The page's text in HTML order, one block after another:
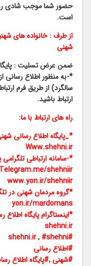
حضور شما موجب شادی
است.
از طرف : خانواده های
شهنی
ضمن عرض تسلیت :
*-به منظور اطلاع رسانی
ارتباط باشید.
راه های ارتباط با ما:
*_پایگاه اطلاع رسانی
Www.shehni.ir
*-سامانه ارتباطی
Telegram.me/shehniir
www.yon.ir/shehniir
*گروه مردمان شهنی در
yon.ir/mardomans
*اینستاگرام پایگاه
shehni.ir
#shehni.ir , #shehni
#اطلاع رسانی
#شهنی ,#پایگاه اطلاع